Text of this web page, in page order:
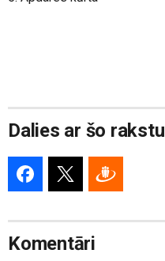
Dalies ar šo rakstu
Komentāri